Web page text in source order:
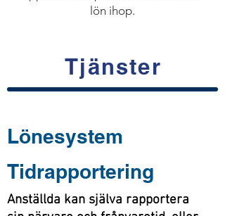
lön ihop.
Tjänster
Lönesystem
Tidrapportering
Anställda kan själva rapportera